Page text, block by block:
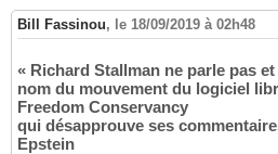
Bill Fassinou, le 18/09/2019 à 02h48
« Richard Stallman ne parle pas
nom du mouvement du logiciel
Freedom Conservancy
qui désapprouve ses
Epstein